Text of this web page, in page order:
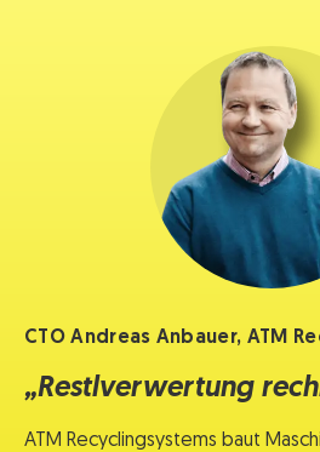
CTO Andreas Anbauer, ATM
„Restlverwertung
ATM Recyclingsystems baut